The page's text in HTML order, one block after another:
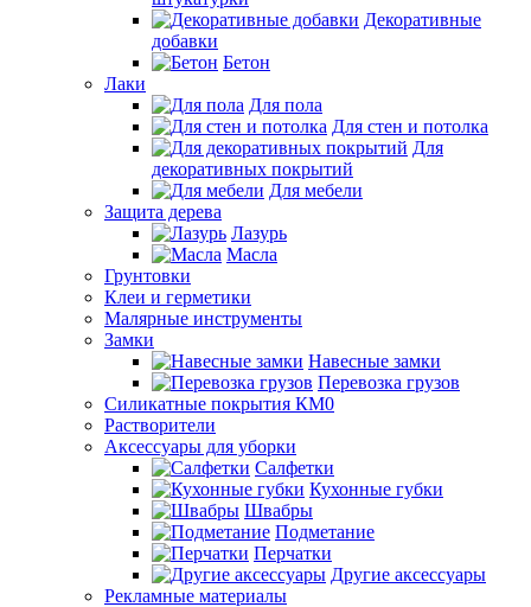
Декоративные
добавки
Бетон
Лаки
Для пола
Для стен и потолка
Для
декоративных покрытий
Для мебели
Защита дерева
Лазурь
Масла
Грунтовки
Клеи и герметики
Малярные инструменты
Замки
Навесные замки
Перевозка грузов
Силикатные покрытия КМ0
Растворители
Аксессуары для уборки
Салфетки
Кухонные губки
Швабры
Подметание
Перчатки
Другие аксессуары
Рекламные материалы